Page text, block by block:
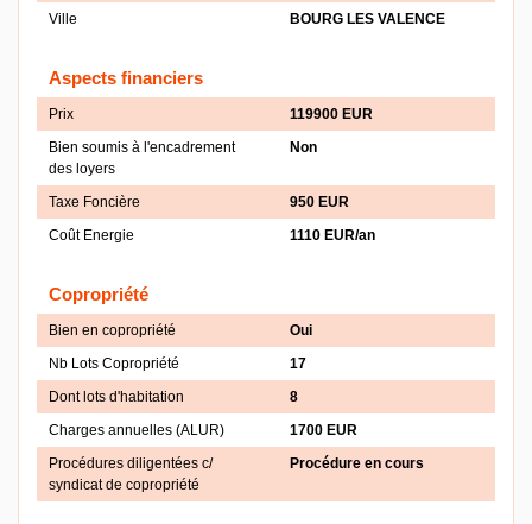
Ville
BOURG LES VALENCE
Aspects financiers
Prix
119900 EUR
Bien soumis à l'encadrement
des loyers
Non
Taxe Foncière
950 EUR
Coût Energie
1110 EUR/an
Copropriété
Bien en copropriété
Oui
Nb Lots Copropriété
17
Dont lots d'habitation
8
Charges annuelles (ALUR)
1700 EUR
Procédures diligentées c/
syndicat de copropriété
Procédure en cours